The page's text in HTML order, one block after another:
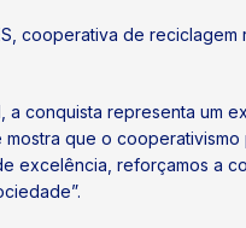
cooperativa de
a conquista representa
que o
excelência, reforçamos